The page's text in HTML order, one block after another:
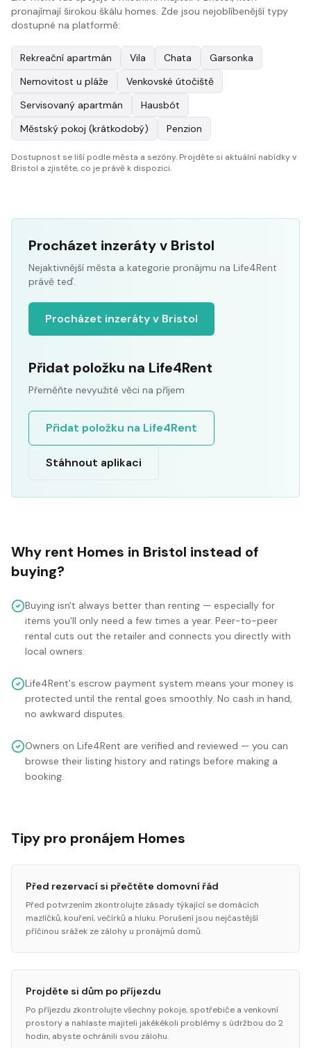
pronajímají širokou škálu homes. Zde jsou nejoblíbenější typy
dostupné na platformě:
Rekreační apartmán Vila Chata
Garsonka
Nemovitost u pláže
Venkovské útočiště
Servisovaný apartmán
Hausbót
Městský pokoj (krátkodobý)
Penzion
Dostupnost se liší podle města a sezóny. Projděte si aktuální nabídky v
Bristol a zjistěte, co je právě k dispozici.
Procházet inzeráty v Bristol
Nejaktivnější města a kategorie pronájmu na Life4Rent
právě teď.
Procházet inzeráty v Bristol
Přidat položku na Life4Rent
Přeměňte nevyužité věci na příjem
Přidat položku na Life4Rent
Stáhnout aplikaci
Why rent Homes in Bristol instead of
buying?
Buying isn't always better than renting — especially for
items you'll only need a few times a year. Peer-to-peer
rental cuts out the retailer and connects you directly with
local owners.
Life4Rent's escrow payment system means your money is
protected until the rental goes smoothly. No cash in hand,
no awkward disputes.
Owners on Life4Rent are verified and reviewed — you can
browse their listing history and ratings before making a
booking.
Tipy pro pronájem Homes
Před rezervací si přečtěte domovní řád
Před potvrzením zkontrolujte zásady týkající se domácích
mazlíčků, kouření, večírků a hluku. Porušení jsou nejčastější
příčinou srážek ze zálohy u pronájmů domů.
Projděte si dům po příjezdu
Po příjezdu zkontrolujte všechny pokoje, spotřebiče a venkovní
prostory a nahlaste majiteli jakékékoli problémy s údržbou do 2
hodin, abyste ochránili svou zálohu.